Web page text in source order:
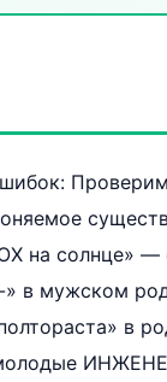
на солнце»
в мужском
в